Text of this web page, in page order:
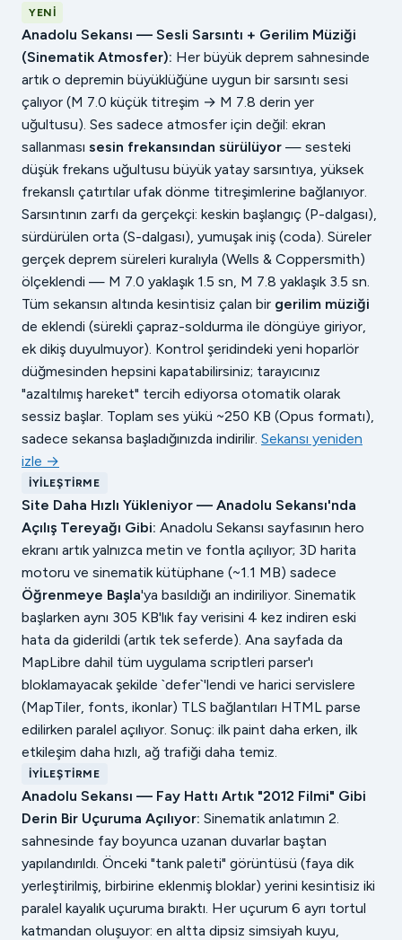
YENI
Anadolu Sekansı — Sesli Sarsıntı + Gerilim Müziği
(Sinematik Atmosfer): Her büyük deprem sahnesinde
artık o depremin büyüklüğüne uygun bir sarsıntı sesi
çalıyor (M 7.0 küçük titreşim → M 7.8 derin yer
uğultusu). Ses sadece atmosfer için değil: ekran
sallanması sesin frekansından sürülüyor — sesteki
düşük frekans uğultusu büyük yatay sarsıntıya, yüksek
frekanslı çatırtılar ufak dönme titreşimlerine bağlanıyor.
Sarsıntının zarfı da gerçekçi: keskin başlangıç (P-dalgası),
sürdürülen orta (S-dalgası), yumuşak iniş (coda). Süreler
gerçek deprem süreleri kuralıyla (Wells & Coppersmith)
ölçeklendi — M 7.0 yaklaşık 1.5 sn, M 7.8 yaklaşık 3.5 sn.
Tüm sekansın altında kesintisiz çalan bir gerilim müziği
de eklendi (sürekli çapraz-soldurma ile döngüye giriyor,
ek dikiş duyulmuyor). Kontrol şeridindeki yeni hoparlör
düğmesinden hepsini kapatabilirsiniz; tarayıcınız
"azaltılmış hareket" tercih ediyorsa otomatik olarak
sessiz başlar. Toplam ses yükü ~250 KB (Opus formatı),
sadece sekansa başladığınızda indirilir. Sekansı yeniden
izle →
İYILEŞTIRME
Site Daha Hızlı Yükleniyor — Anadolu Sekansı'nda
Açılış Tereyağı Gibi: Anadolu Sekansı sayfasının hero
ekranı artık yalnızca metin ve fontla açılıyor; 3D harita
motoru ve sinematik kütüphane (~1.1 MB) sadece
Öğrenmeye Başla'ya basıldığı an indiriliyor. Sinematik
başlarken aynı 305 KB'lık fay verisini 4 kez indiren eski
hata da giderildi (artık tek seferde). Ana sayfada da
MapLibre dahil tüm uygulama scriptleri parser'ı
bloklamayacak şekilde `defer`'lendi ve harici servislere
(MapTiler, fonts, ikonlar) TLS bağlantıları HTML parse
edilirken paralel açılıyor. Sonuç: ilk paint daha erken, ilk
etkileşim daha hızlı, ağ trafiği daha temiz.
İYILEŞTIRME
Anadolu Sekansı — Fay Hattı Artık "2012 Filmi" Gibi
Derin Bir Uçuruma Açılıyor: Sinematik anlatımın 2.
sahnesinde fay boyunca uzanan duvarlar baştan
yapılandırıldı. Önceki "tank paleti" görüntüsü (faya dik
yerleştirilmiş, birbirine eklenmiş bloklar) yerini kesintisiz iki
paralel kayalık uçuruma bıraktı. Her uçurum 6 ayrı tortul
katmandan oluşuyor: en altta dipsiz simsiyah kuyu,